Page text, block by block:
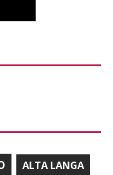
ALTA LANGA